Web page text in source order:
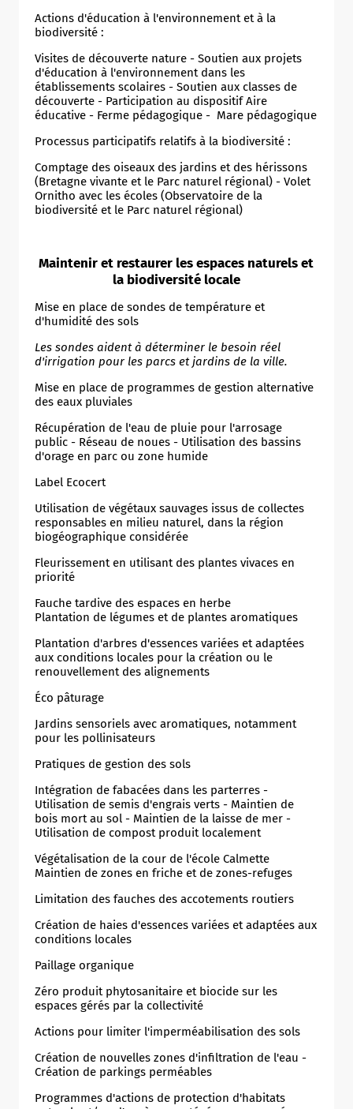
Actions d'éducation à l'environnement et à la
biodiversité :
Visites de découverte nature - Soutien aux projets
d'éducation à l'environnement dans les
établissements scolaires - Soutien aux classes de
découverte - Participation au dispositif Aire
éducative - Ferme pédagogique - Mare pédagogique
Processus participatifs relatifs à la biodiversité :
Comptage des oiseaux des jardins et des hérissons
(Bretagne vivante et le Parc naturel régional) - Volet
Ornitho avec les écoles (Observatoire de la
biodiversité et le Parc naturel régional)
Maintenir et restaurer les espaces naturels et
la biodiversité locale
Mise en place de sondes de température et
d'humidité des sols
Les sondes aident à déterminer le besoin réel
d'irrigation pour les parcs et jardins de la ville.
Mise en place de programmes de gestion alternative
des eaux pluviales
Récupération de l'eau de pluie pour l'arrosage
public - Réseau de noues - Utilisation des bassins
d'orage en parc ou zone humide
Label Ecocert
Utilisation de végétaux sauvages issus de collectes
responsables en milieu naturel, dans la région
biogéographique considérée
Fleurissement en utilisant des plantes vivaces en
priorité
Fauche tardive des espaces en herbe
Plantation de légumes et de plantes aromatiques
Plantation d'arbres d'essences variées et adaptées
aux conditions locales pour la création ou le
renouvellement des alignements
Éco pâturage
Jardins sensoriels avec aromatiques, notamment
pour les pollinisateurs
Pratiques de gestion des sols
Intégration de fabacées dans les parterres -
Utilisation de semis d'engrais verts - Maintien de
bois mort au sol - Maintien de la laisse de mer -
Utilisation de compost produit localement
Végétalisation de la cour de l'école Calmette
Maintien de zones en friche et de zones-refuges
Limitation des fauches des accotements routiers
Création de haies d'essences variées et adaptées aux
conditions locales
Paillage organique
Zéro produit phytosanitaire et biocide sur les
espaces gérés par la collectivité
Actions pour limiter l'imperméabilisation des sols
Création de nouvelles zones d'infiltration de l'eau -
Création de parkings perméables
Programmes d'actions de protection d'habitats